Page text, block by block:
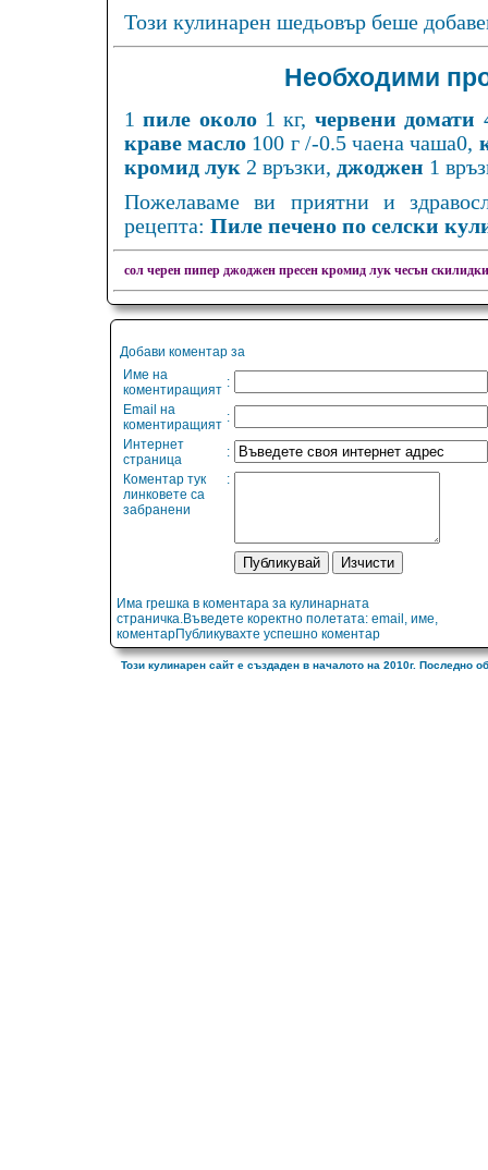
Този кулинарен шедьовър беше
Необходими
1пиле около1 кг, червени домати
краве масло 100 г /-0.5 чаена чаша0,
кромид лук 2 връзки, джоджен 1
Пожелаваме ви приятни и
рецепта: Пиле печено по селски
сол черен пипер джоджен пресен кромид лук чесън скилидки
Добави коментар за
Име на
коментиращият :
Email на
коментиращият :
Интернет
страница
:
Коментар тук
линковете са
забранени
:
Има грешка в коментара за кулинарната
страничка.Въведете коректно полетата: email, име,
коментарПубликувахте успешно коментар
Този кулинарен сайт е създаден в началото на 2010г. Последно